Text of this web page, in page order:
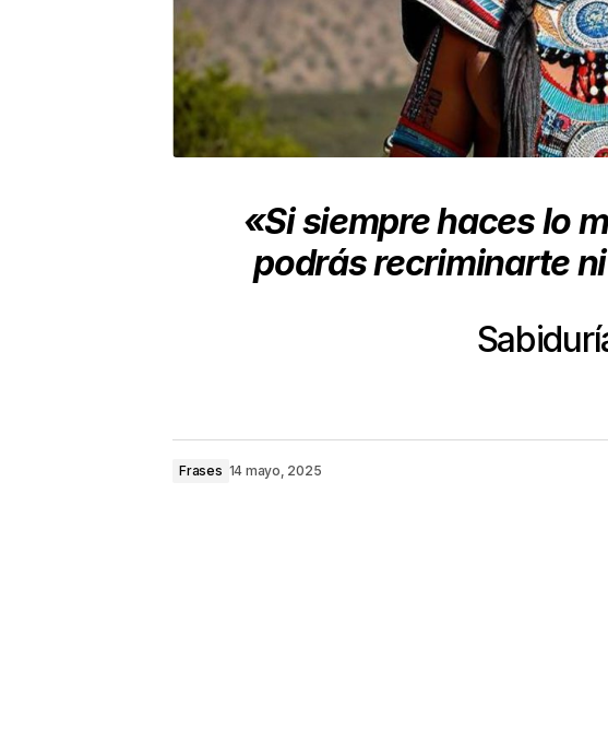
«Si siempre haces lo
podrás recriminarte
Frases 14 mayo, 2025